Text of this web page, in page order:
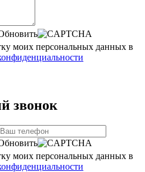
моих персональных данных в
звонок
моих персональных данных в